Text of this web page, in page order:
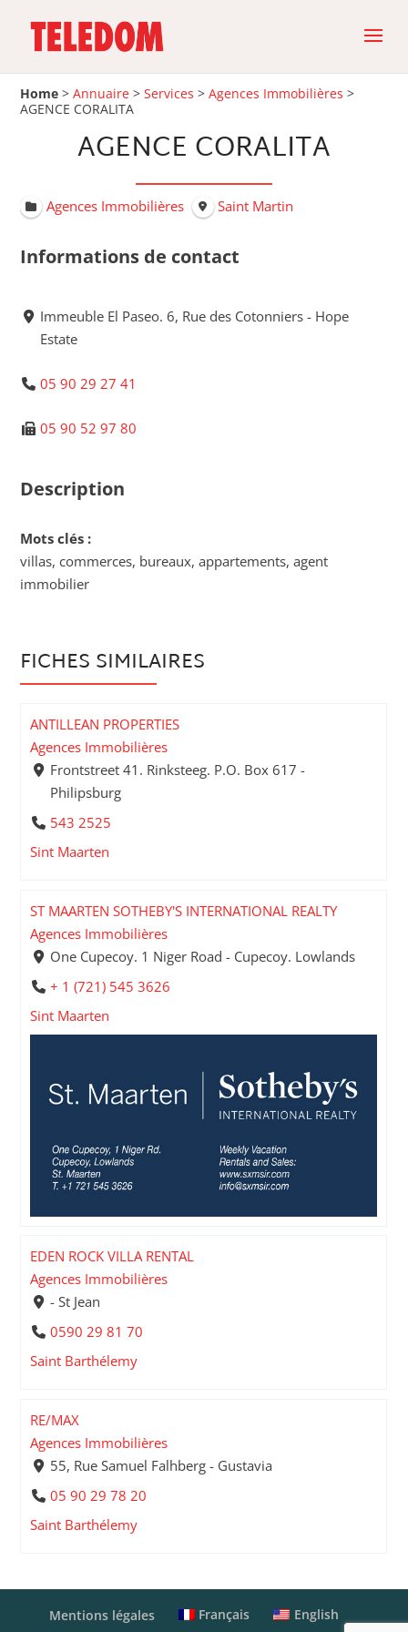
Home >Annuaire >Services >Agences Immobilières >
AGENCE CORALITA
AGENCE CORALITA
Agences Immobilières Saint Martin
Informations de contact
Immeuble El Paseo. 6, Rue des Cotonniers - Hope
Estate
05 90 29 27 41
05 90 52 97 80
Description
Mots clés :
villas, commerces, bureaux, appartements, agent
immobilier
FICHES SIMILAIRES
ANTILLEAN PROPERTIES
Agences Immobilières
Frontstreet 41. Rinksteeg. P.O. Box 617 -
Philipsburg
543 2525
Sint Maarten
ST MAARTEN SOTHEBY'S INTERNATIONAL REALTY
Agences Immobilières
One Cupecoy. 1 Niger Road - Cupecoy. Lowlands
+ 1 (721) 545 3626
Sint Maarten
EDEN ROCK VILLA RENTAL
Agences Immobilières
- St Jean
0590 29 81 70
Saint Barthélemy
RE/MAX
Agences Immobilières
55, Rue Samuel Falhberg - Gustavia
05 90 29 78 20
Saint Barthélemy
Mentions légales Français English